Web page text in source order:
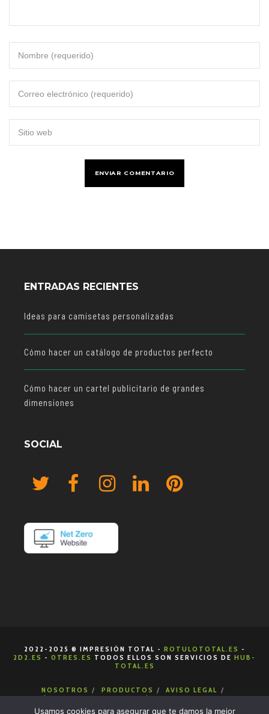
ENTRADAS RECIENTES
Ideas para camisetas personalizadas
Cómo hacer un catálogo de productos perfecto
Cómo hacer un cartel publicitario de grandes
dimensiones
SOCIAL
2022-2025 ® IMPRESIÓN TOTAL - ROTULOTOTAL.ES -
2D2.ES - 0TRES.ES TODOS ELLOS SON SERVICIOS DE HUB-
TOTAL.ES
NOSOTROS PRODUCTOS
AVISO LEGAL
POLÍTICA DE COOKIES
POLÍTICA DE PRIVACIDAD
CONDICIONES DE VENTA
CONTACTA
Usamos cookies para asegurar que te damos la mejor